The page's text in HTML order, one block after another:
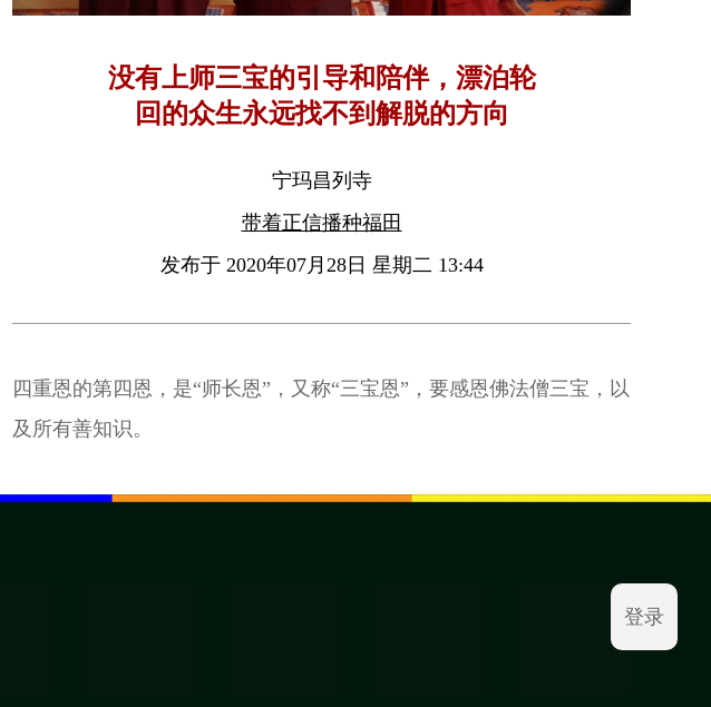
没有上师三宝的引导和陪伴，漂泊轮
回的众生永远找不到解脱的方向
宁玛昌列寺
带着正信播种福田
发布于 2020年07月28日 星期二 13:44
四重恩的第四恩，是“师长恩”，又称“三宝恩”，要感恩佛法僧三宝，以
及所有善知识。
登录